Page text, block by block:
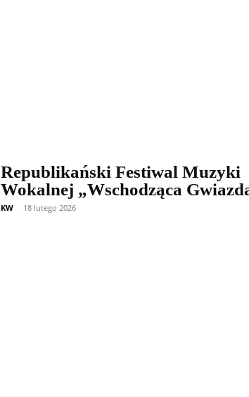
Republikański Festiwal Muzyki
Wokalnej „Wschodząca
KW - 18 lutego 2026